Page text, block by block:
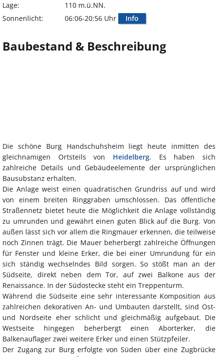
Lage:
110 m.ü.NN.
Sonnenlicht:
06:06-20:56 Uhr Info
Baubestand & Beschreibung
Die schöne Burg Handschuhsheim liegt heute inmitten des
gleichnamigen Ortsteils von Heidelberg. Es haben sich
zahlreiche Details und Gebäudeelemente der ursprünglichen
Bausubstanz erhalten.
Die Anlage weist einen quadratischen Grundriss auf und wird
von einem breiten Ringgraben umschlossen. Das öffentliche
Straßennetz bietet heute die Möglichkeit die Anlage vollständig
zu umrunden und gewährt einen guten Blick auf die Burg. Von
außen lässt sich vor allem die Ringmauer erkennen, die teilweise
noch Zinnen trägt. Die Mauer beherbergt zahlreiche Öffnungen
für Fenster und kleine Erker, die bei einer Umrundung für ein
sich ständig wechselndes Bild sorgen. So stößt man an der
Südseite, direkt neben dem Tor, auf zwei Balkone aus der
Renaissance. In der Südostecke steht ein Treppenturm.
Während die Südseite eine sehr interessante Komposition aus
zahlreichen dekorativen An- und Umbauten darstellt, sind Ost-
und Nordseite eher schlicht und gleichmäßig aufgebaut. Die
Westseite hingegen beherbergt einen Aborterker, die
Balkenauflager zwei weitere Erker und einen Stützpfeiler.
Der Zugang zur Burg erfolgte von Süden über eine Zugbrücke